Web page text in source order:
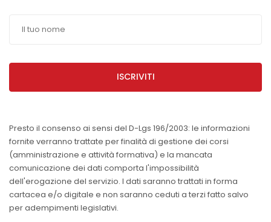
ISCRIVITI
Presto il consenso ai sensi del D-Lgs 196/2003: le informazioni
fornite verranno trattate per finalità di gestione dei corsi
(amministrazione e attività formativa) e la mancata
comunicazione dei dati comporta l'impossibilità
dell'erogazione del servizio. I dati saranno trattati in forma
cartacea e/o digitale e non saranno ceduti a terzi fatto salvo
per adempimenti legislativi.